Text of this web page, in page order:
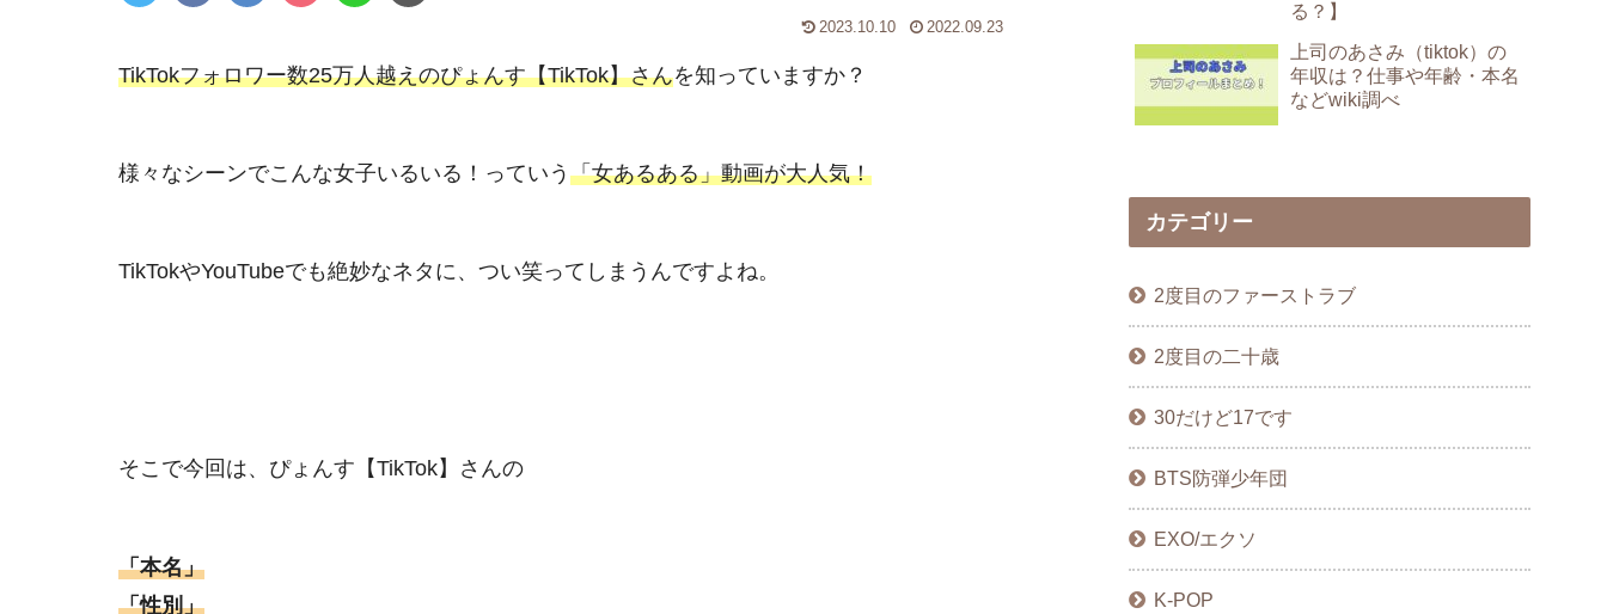
2023.10.10 2022.09.23
TikTokフォロワー数25万人越えのぴょんす【TikTok】さんを知っていますか？
様々なシーンでこんな女子いるいる！っていう 「女あるある」動画が大人気！
TikTokやYouTubeでも絶妙なネタに、つい笑ってしまうんですよね。
そこで今回は、ぴょんす【TikTok】さんの
「本名」
「性別」
る？】
上司のあさみ（tiktok）の
年収は？仕事や年齢・本名
などwiki調べ
カテゴリー
2度目のファーストラブ
2度目の二十歳
30だけど17です
BTS防弾少年団
EXO/エクソ
K-POP